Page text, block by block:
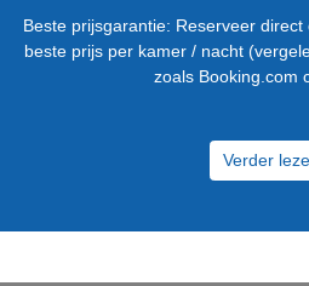
Beste prijsgarantie: Reserveer
beste prijs per kamer / nacht
zoals Booking.com
Verder